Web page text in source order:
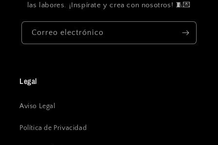
las labores. ¡Inspírate y crea con nosotros! 🧵💌
Correo electrónico
Legal
Aviso Legal
Política de Privacidad